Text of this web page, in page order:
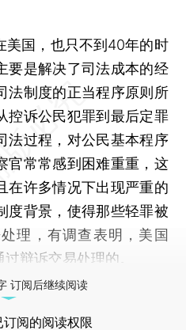
国，也只不到40年的时
要是解决了司法成本的经
法制度的正当程序原则所
控诉公民犯罪到最后定罪
法过程，对公民基本程序
官常常感到困难重重，这
在许多情况下出现严重的
度背景，使得那些轻罪被
理，有调查表明，美国
辩诉交易处理的。
订阅后继续阅读
订阅的阅读权限